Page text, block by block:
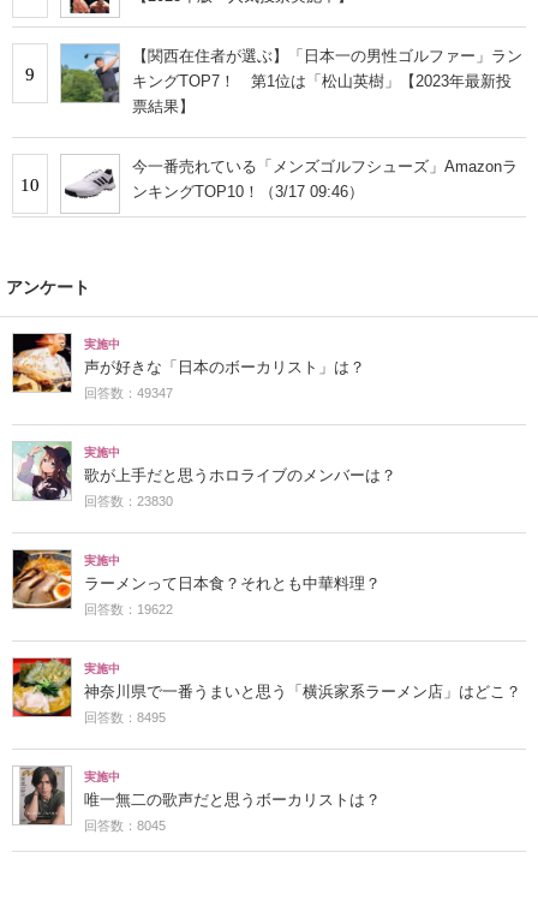
9
【関西在住者が選ぶ】「日本一の男性ゴルファー」ラン
キングTOP7！ 第1位は「松山英樹」【2023年最新投
票結果】
10
今一番売れている「メンズゴルフシューズ」Amazonラ
ンキングTOP10！（3/17 09:46）
アンケート
実施中
声が好きな「日本のボーカリスト」は？
回答数：49347
実施中
歌が上手だと思うホロライブのメンバーは？
回答数：23830
実施中
ラーメンって日本食？それとも中華料理？
回答数：19622
実施中
神奈川県で一番うまいと思う「横浜家系ラーメン店」はどこ？
回答数：8495
実施中
唯一無二の歌声だと思うボーカリストは？
回答数：8045